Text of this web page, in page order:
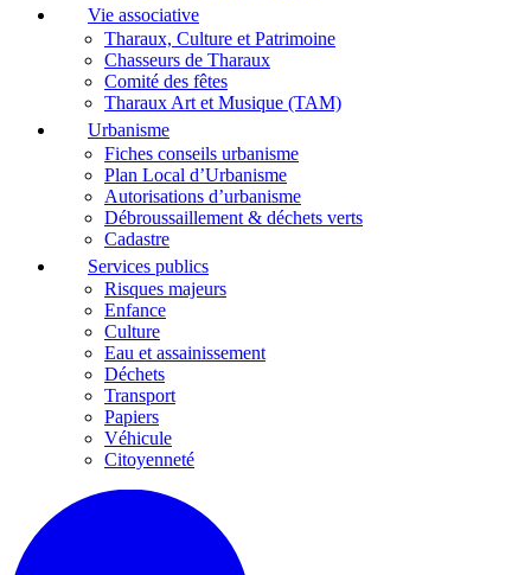
Vie associative
Tharaux, Culture et Patrimoine
Chasseurs de Tharaux
Comité des fêtes
Tharaux Art et Musique (TAM)
Urbanisme
Fiches conseils urbanisme
Plan Local d’Urbanisme
Autorisations d’urbanisme
Débroussaillement & déchets verts
Cadastre
Services publics
Risques majeurs
Enfance
Culture
Eau et assainissement
Déchets
Transport
Papiers
Véhicule
Citoyenneté